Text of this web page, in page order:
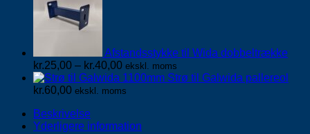
Afstandsstykke til Wida dobbeltrække
kr.25,00 – kr.40,00Prisinterval:
kr.25,00
til
ekskl. moms
Strø til Galwida pallereol
kr.60,00 ekskl. moms
Beskrivelse
Yderligere information